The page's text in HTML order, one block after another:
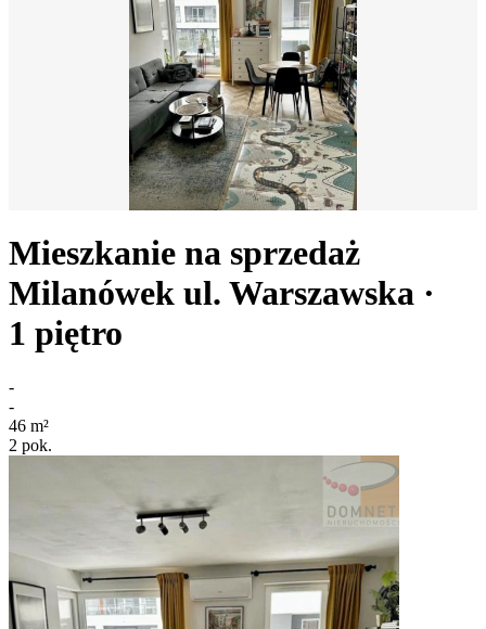
Mieszkanie na sprzedaż
Milanówek ul. Warszawska ·
1 piętro
-
-
46 m²
2 pok.